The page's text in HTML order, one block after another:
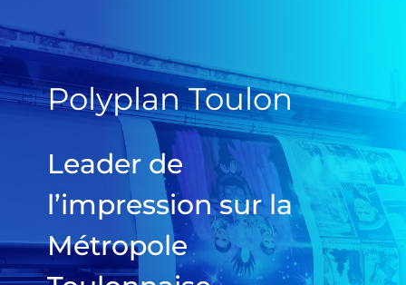
Polyplan Toulon
Leader de
l’impression sur la
Métropole